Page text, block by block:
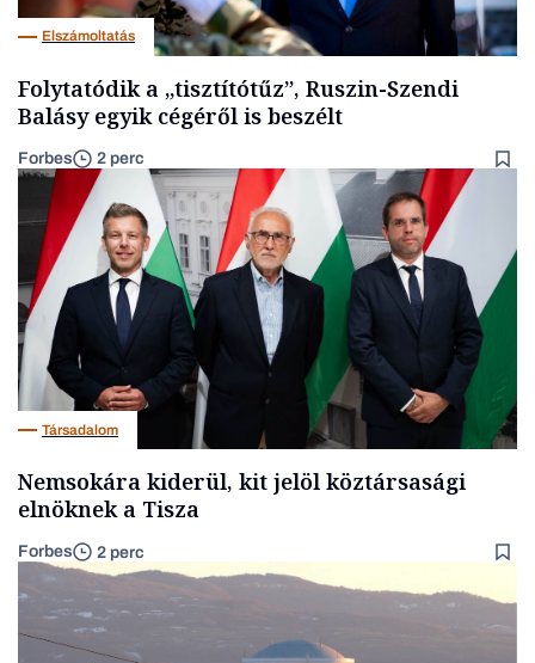
Elszámoltatás
Folytatódik a „tisztítótűz”, Ruszin-Szendi
Balásy egyik cégéről is beszélt
Forbes 2 perc
Társadalom
Nemsokára kiderül, kit jelöl köztársasági
elnöknek a Tisza
Forbes 2 perc